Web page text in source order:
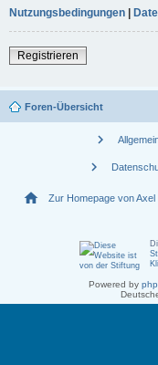
Nutzungsbedingungen |
Registrieren
Foren-Übersicht
chevron_right
chevron_right
home Zur Homepage von Axel
Powered by